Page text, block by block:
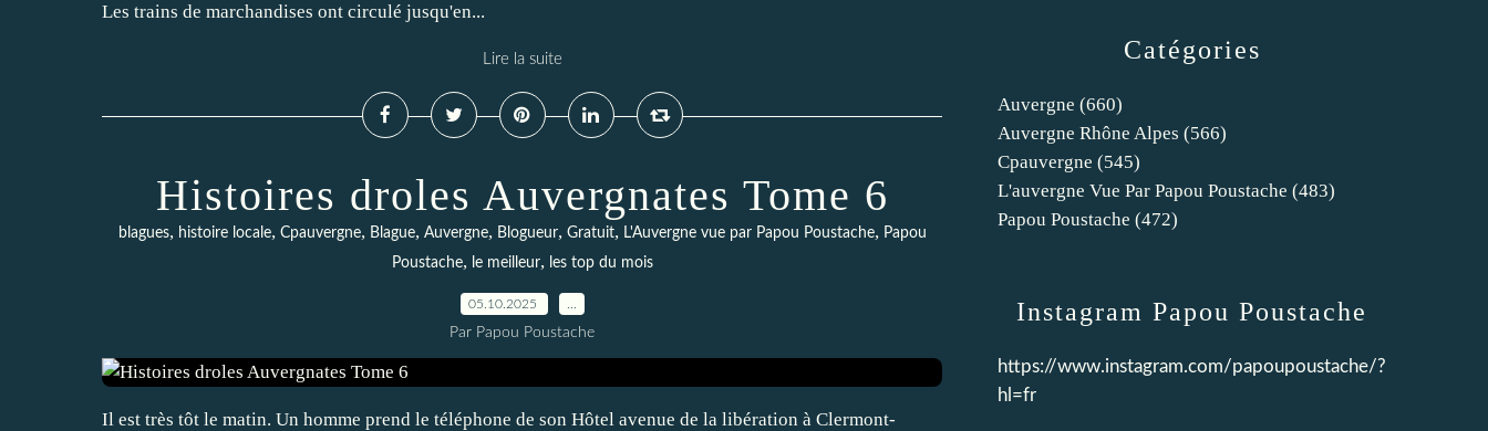
Les trains de marchandises ont circulé jusqu'en...
Lire la suite
Histoires droles Auvergnates Tome 6
blagues, histoire locale, Cpauvergne, Blague, Auvergne, Blogueur, Gratuit, L'Auvergne vue par Papou Poustache, Papou
Poustache, le meilleur, les top du mois
05.10.2025
Par Papou Poustache
Il est très tôt le matin. Un homme prend le téléphone de son Hôtel avenue de la libération à Clermont-
Catégories
Auvergne (660)
Auvergne Rhône Alpes (566)
Cpauvergne (545)
L'auvergne Vue Par Papou Poustache (483)
Papou Poustache (472)
Instagram Papou Poustache
https://www.instagram.com/papoupoustache/?
hl=fr